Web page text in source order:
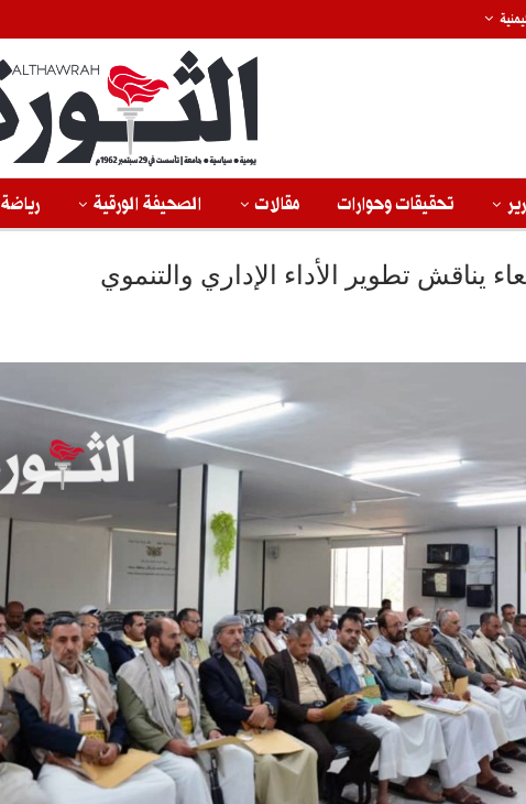
تحقيقات وحوارات مقالات الصحيفة الورقية رياضة
يناقش تطوير الأداء الإداري والتنموي